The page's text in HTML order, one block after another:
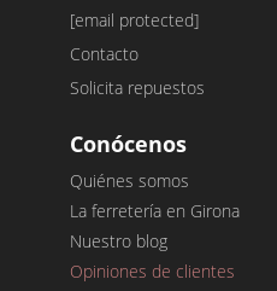
[email protected]
Contacto
Solicita repuestos
Conócenos
Quiénes somos
La ferretería en Girona
Nuestro blog
Opiniones de clientes